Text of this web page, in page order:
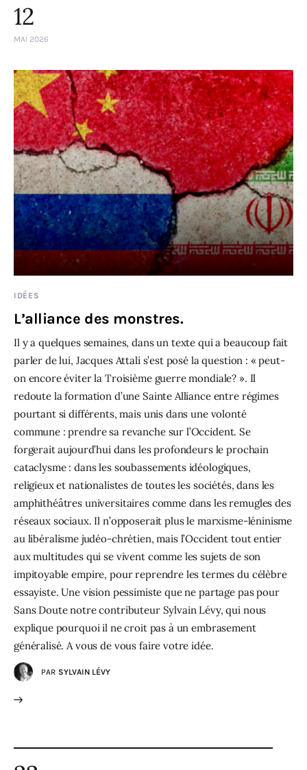
12
MAI 2026
IDÉES
L’alliance des monstres.
Il y a quelques semaines, dans un texte qui a beaucoup fait
parler de lui, Jacques Attali s’est posé la question : « peut-
on encore éviter la Troisième guerre mondiale? ». Il
redoute la formation d’une Sainte Alliance entre régimes
pourtant si différents, mais unis dans une volonté
commune : prendre sa revanche sur l’Occident. Se
forgerait aujourd’hui dans les profondeurs le prochain
cataclysme : dans les soubassements idéologiques,
religieux et nationalistes de toutes les sociétés, dans les
amphithéâtres universitaires comme dans les remugles des
réseaux sociaux. Il n’opposerait plus le marxisme-léninisme
au libéralisme judéo-chrétien, mais l’Occident tout entier
aux multitudes qui se vivent comme les sujets de son
impitoyable empire, pour reprendre les termes du célèbre
essayiste. Une vision pessimiste que ne partage pas pour
Sans Doute notre contributeur Sylvain Lévy, qui nous
explique pourquoi il ne croit pas à un embrasement
généralisé. A vous de vous faire votre idée.
PAR SYLVAIN LÉVY